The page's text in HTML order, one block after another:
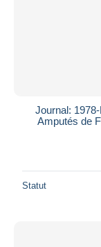
Journal:
Amputés de
Statut